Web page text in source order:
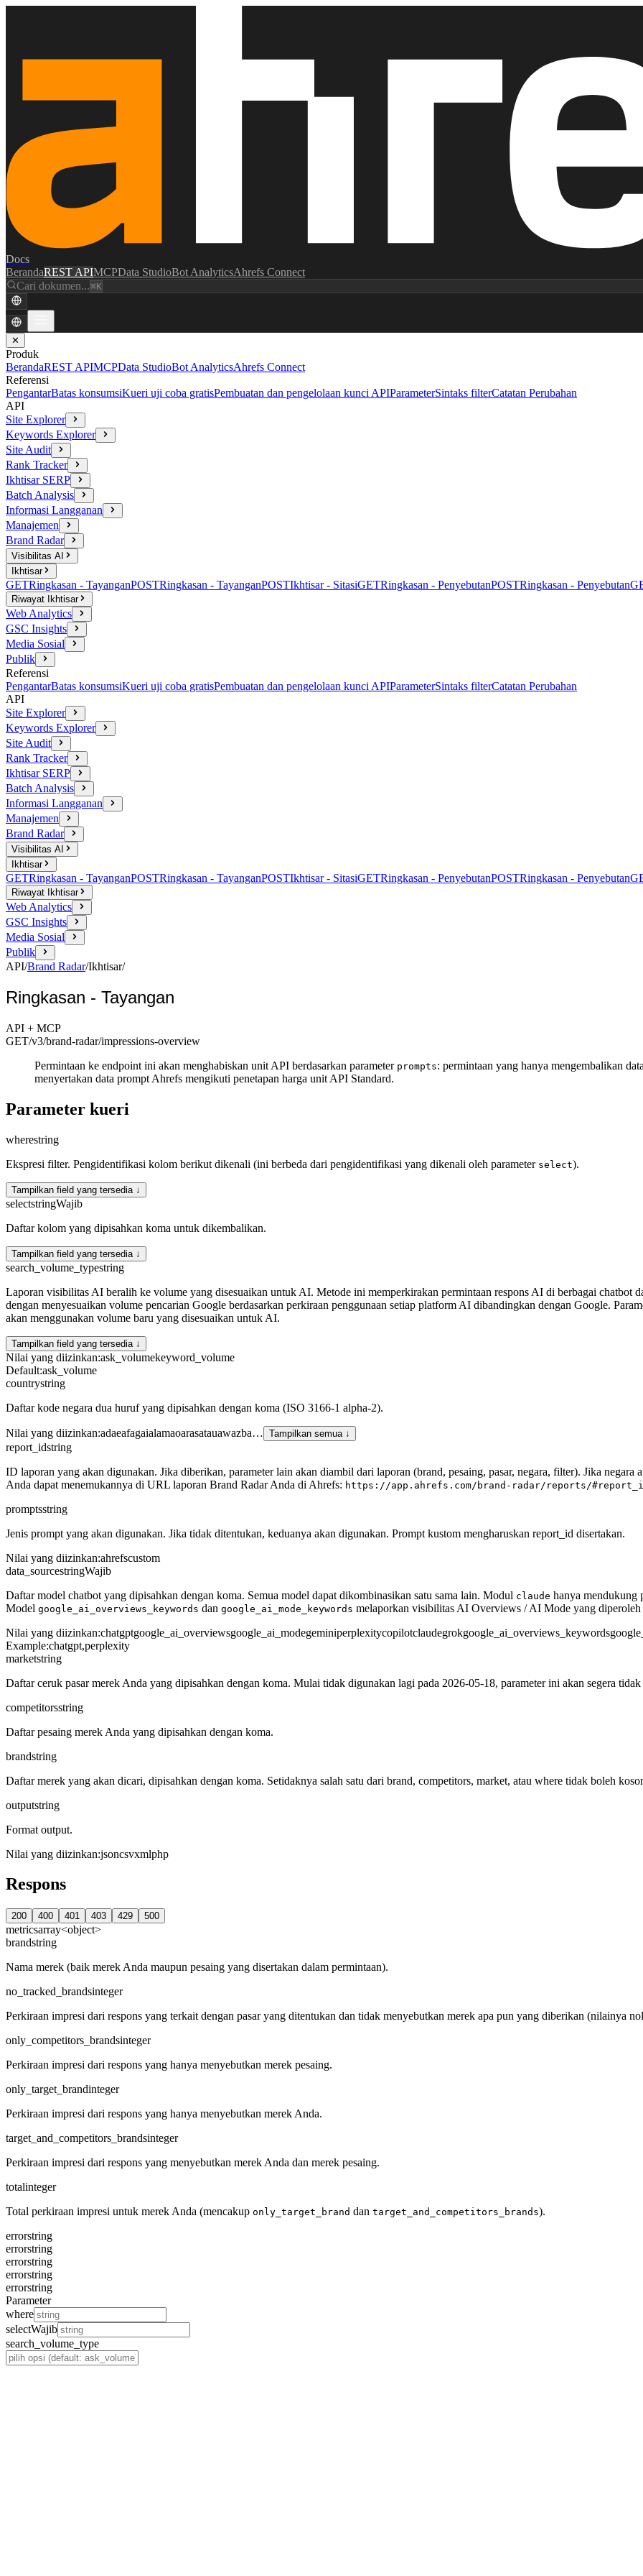
Docs
BerandaREST APIMCPData StudioBot AnalyticsAhrefs Connect
Cari dokumen...⌘K
✕
Produk
BerandaREST APIMCPData StudioBot AnalyticsAhrefs Connect
Referensi
PengantarBatas konsumsiKueri uji coba gratisPembuatan dan pengelolaan kunci APIParameterSintaks filterCatatan Perubahan
API
Site Explorer
Keywords Explorer
Site Audit
Rank Tracker
Ikhtisar SERP
Batch Analysis
Informasi Langganan
Manajemen
Brand Radar
Visibilitas AI
Ikhtisar
GETRingkasan - TayanganPOSTRingkasan - TayanganPOSTIkhtisar - SitasiGETRingkasan - PenyebutanPOSTRingkasan - Penyebutan
Riwayat Ikhtisar
Web Analytics
GSC Insights
Media Sosial
Publik
Referensi
PengantarBatas konsumsiKueri uji coba gratisPembuatan dan pengelolaan kunci APIParameterSintaks filterCatatan Perubahan
API
Site Explorer
Keywords Explorer
Site Audit
Rank Tracker
Ikhtisar SERP
Batch Analysis
Informasi Langganan
Manajemen
Brand Radar
Visibilitas AI
Ikhtisar
GETRingkasan - TayanganPOSTRingkasan - TayanganPOSTIkhtisar - SitasiGETRingkasan - PenyebutanPOSTRingkasan - Penyebutan
Riwayat Ikhtisar
Web Analytics
GSC Insights
Media Sosial
Publik
API/Brand Radar/Ikhtisar/
Ringkasan - Tayangan
API + MCP
GET/v3/brand-radar/impressions-overview
Permintaan ke endpoint ini akan menghabiskan unit API berdasarkan parameter prompts: permintaan yang hanya mengembalikan
menyertakan data prompt Ahrefs mengikuti penetapan harga unit API Standard.
Parameter kueri
wherestring
Ekspresi filter. Pengidentifikasi kolom berikut dikenali (ini berbeda dari pengidentifikasi yang dikenali oleh parameter select).
Tampilkan field yang tersedia ↓
selectstringWajib
Daftar kolom yang dipisahkan koma untuk dikembalikan.
Tampilkan field yang tersedia ↓
search_volume_typestring
Laporan visibilitas AI beralih ke volume yang disesuaikan untuk AI. Metode ini memperkirakan permintaan respons AI di berbagai chatbot
dengan menyesuaikan volume pencarian Google berdasarkan perkiraan penggunaan setiap platform AI dibandingkan dengan Google.
akan menggunakan volume baru yang disesuaikan untuk AI.
Tampilkan field yang tersedia ↓
Nilai yang diizinkan:ask_volumekeyword_volume
Default:ask_volume
countrystring
Daftar kode negara dua huruf yang dipisahkan dengan koma (ISO 3166-1 alpha-2).
Nilai yang diizinkan:adaeafagaialamaoarasatauawazba… Tampilkan semua ↓
report_idstring
ID laporan yang akan digunakan. Jika diberikan, parameter lain akan diambil dari laporan (brand, pesaing, pasar, negara, filter). Jika
Anda dapat menemukannya di URL laporan Brand Radar Anda di Ahrefs: https://app.ahrefs.com/brand-radar/reports/
promptsstring
Jenis prompt yang akan digunakan. Jika tidak ditentukan, keduanya akan digunakan. Prompt kustom mengharuskan report_id disertakan.
Nilai yang diizinkan:ahrefscustom
data_sourcestringWajib
Daftar model chatbot yang dipisahkan dengan koma. Semua model dapat dikombinasikan satu sama lain. Modul claude hanya mendukung
Model google_ai_overviews_keywords dan google_ai_mode_keywords melaporkan visibilitas AI Overviews / AI Mode yang
Nilai yang diizinkan:chatgptgoogle_ai_overviewsgoogle_ai_modegeminiperplexitycopilotclaudegrokgoogle_ai_overviews_keywords
Example:chatgpt,perplexity
marketstring
Daftar ceruk pasar merek Anda yang dipisahkan dengan koma. Mulai tidak digunakan lagi pada 2026-05-18, parameter ini akan segera tidak
competitorsstring
Daftar pesaing merek Anda yang dipisahkan dengan koma.
brandstring
Daftar merek yang akan dicari, dipisahkan dengan koma. Setidaknya salah satu dari brand, competitors, market, atau where tidak boleh
outputstring
Format output.
Nilai yang diizinkan:jsoncsvxmlphp
Respons
200 400 401 403 429 500
metricsarray<object>
brandstring
Nama merek (baik merek Anda maupun pesaing yang disertakan dalam permintaan).
no_tracked_brandsinteger
Perkiraan impresi dari respons yang terkait dengan pasar yang ditentukan dan tidak menyebutkan merek apa pun yang diberikan (nilainya
only_competitors_brandsinteger
Perkiraan impresi dari respons yang hanya menyebutkan merek pesaing.
only_target_brandinteger
Perkiraan impresi dari respons yang hanya menyebutkan merek Anda.
target_and_competitors_brandsinteger
Perkiraan impresi dari respons yang menyebutkan merek Anda dan merek pesaing.
totalinteger
Total perkiraan impresi untuk merek Anda (mencakup only_target_brand dan target_and_competitors_brands).
errorstring
errorstring
errorstring
errorstring
errorstring
Parameter
where
selectWajib
search_volume_type